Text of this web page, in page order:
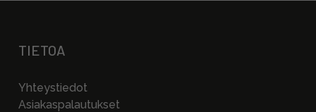
TIETOA
Yhteystiedot
Asiakaspalautukset